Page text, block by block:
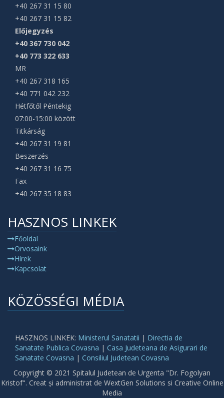
+40 267 31 15 80
+40 267 31 15 82
Előjegyzés
+40 367 730 042
+40 773 322 633
MR
+40 267 318 165
+40 771 042 232
Hétfőtől Péntekig
07:00-15:00 között
Titkárság
+40 267 31 19 81
Beszerzés
+40 267 31 16 75
Fax
+40 267 35 18 83
HASZNOS LINKEK
Főoldal
Orvosaink
Hírek
Kapcsolat
KÖZÖSSÉGI MÉDIA
HASZNOS LINKEK: Ministerul Sanatatii | Directia de
Sanatate Publica Covasna | Casa Judeteana de Asigurari de
Sanatate Covasna | Consiliul Judetean Covasna
Copyright © 2021 Spitalul Judetean de Urgenta "Dr. Fogolyan
Kristof". Creat și administrat de WextGen Solutions si Creative Online
Media